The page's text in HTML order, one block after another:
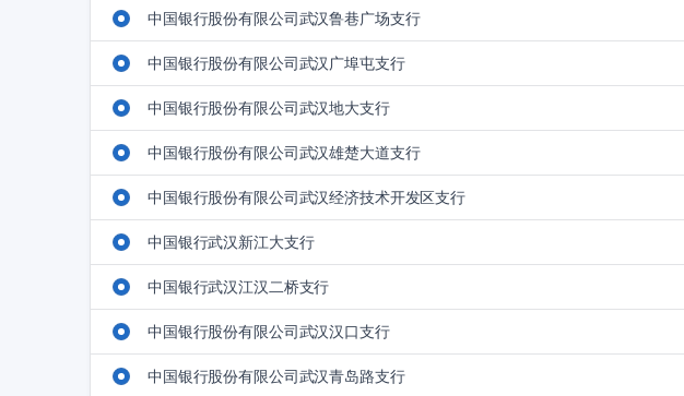
中国银行股份有限公司武汉鲁巷广场支行
中国银行股份有限公司武汉广埠屯支行
中国银行股份有限公司武汉地大支行
中国银行股份有限公司武汉雄楚大道支行
中国银行股份有限公司武汉经济技术开发区支行
中国银行武汉新江大支行
中国银行武汉江汉二桥支行
中国银行股份有限公司武汉汉口支行
中国银行股份有限公司武汉青岛路支行